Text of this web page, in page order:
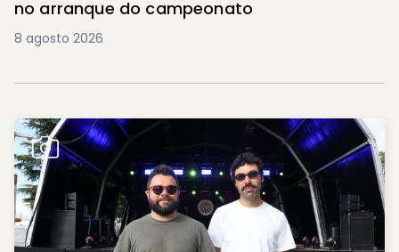
no arranque do campeonato
8 agosto 2026